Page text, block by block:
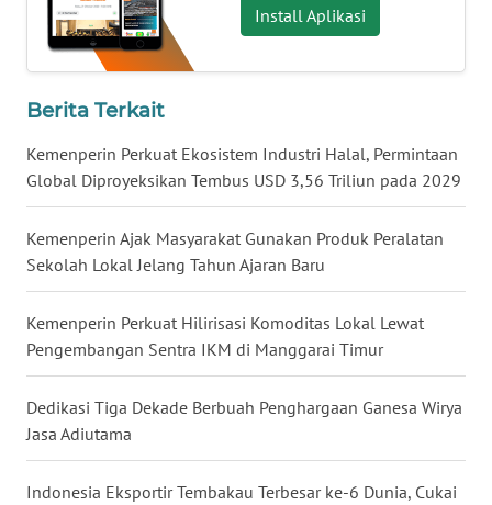
Install Aplikasi
Berita Terkait
Kemenperin Perkuat Ekosistem Industri Halal, Permintaan
Global Diproyeksikan Tembus USD 3,56 Triliun pada 2029
Kemenperin Ajak Masyarakat Gunakan Produk Peralatan
Sekolah Lokal Jelang Tahun Ajaran Baru
Kemenperin Perkuat Hilirisasi Komoditas Lokal Lewat
Pengembangan Sentra IKM di Manggarai Timur
Dedikasi Tiga Dekade Berbuah Penghargaan Ganesa Wirya
Jasa Adiutama
Indonesia Eksportir Tembakau Terbesar ke-6 Dunia, Cukai
WN
KALBAR
WN
WN
KALTARA
WN
KALSEL
WN
KALTIM
WN
SULSEL